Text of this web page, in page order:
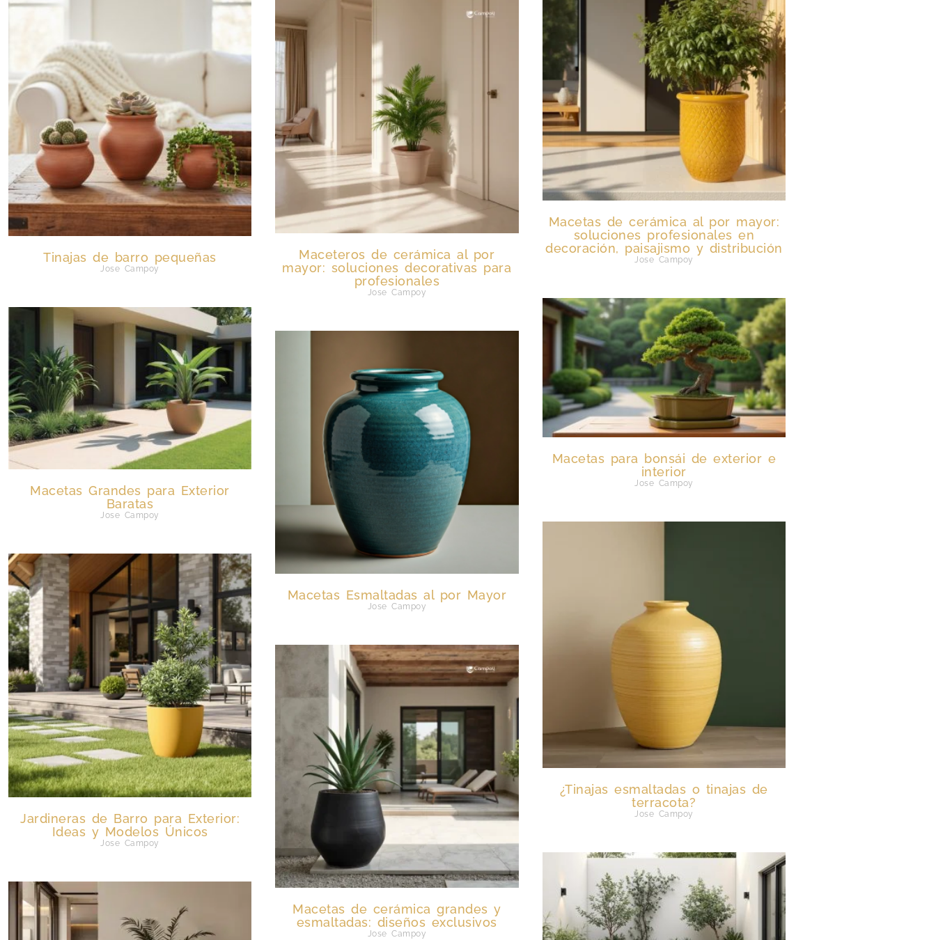
Tinajas de barro pequeñas
Jose Campoy
Maceteros de cerámica al por
mayor: soluciones decorativas para
profesionales
Jose Campoy
Macetas de cerámica al por mayor:
soluciones profesionales en
decoración, paisajismo y distribución
Jose Campoy
Macetas Grandes para Exterior
Baratas
Jose Campoy
Macetas Esmaltadas al por Mayor
Jose Campoy
Macetas para bonsái de exterior e
interior
Jose Campoy
Jardineras de Barro para Exterior:
Ideas y Modelos Únicos
Jose Campoy
Macetas de cerámica grandes y
esmaltadas: diseños exclusivos
Jose Campoy
¿Tinajas esmaltadas o tinajas de
terracota?
Jose Campoy